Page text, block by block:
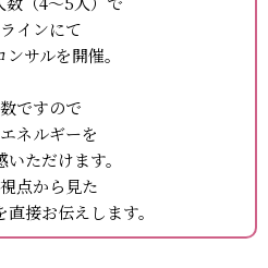
インにて
サルを開催。
ですので
ネルギーを
ただけます。
点から見た
接お伝えします。